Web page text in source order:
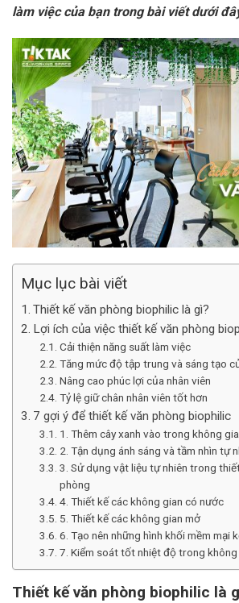
làm việc của bạn trong bài viết dưới
Mục lục bài viết
Thiết kế văn phòng biophilic là gì?
Lợi ích của việc thiết kế văn phòng
Cải thiện năng suất làm việc
Tăng mức độ tập trung và sáng tạo
Nâng cao phúc lợi của nhân viên
Tỷ lệ giữ chân nhân viên tốt hơn
7 gợi ý để thiết kế văn phòng biophilic
1. Thêm cây xanh vào trong không
2. Tận dụng ánh sáng và tầm nhìn tự
3. Sử dụng vật liệu tự nhiên trong
phòng
4. Thiết kế các không gian có nước
5. Thiết kế các không gian mở
6. Tạo nên những hình khối mềm mại
7. Kiểm soát tốt nhiệt độ trong không
Thiết kế văn phòng biophilic là